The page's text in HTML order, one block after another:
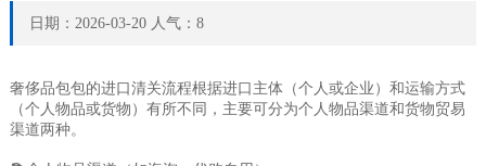
日期：2026-03-20 人气：8
奢侈品包包的进口清关流程根据进口主体（个人或企业）和运输方式
（个人物品或货物）有所不同，主要可分为‌个人物品渠道‌和‌货物贸易
渠道‌两种。